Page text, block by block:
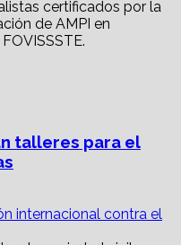
talleres para el
internacional contra el